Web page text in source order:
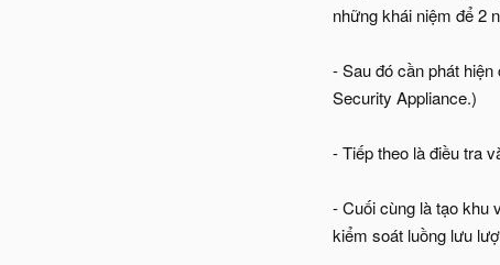
những khái niệm để 2
- Sau đó cần phát
Security Appliance.)
- Tiếp theo là điều tra
- Cuối cùng là tạo khu
kiểm soát luồng lưu